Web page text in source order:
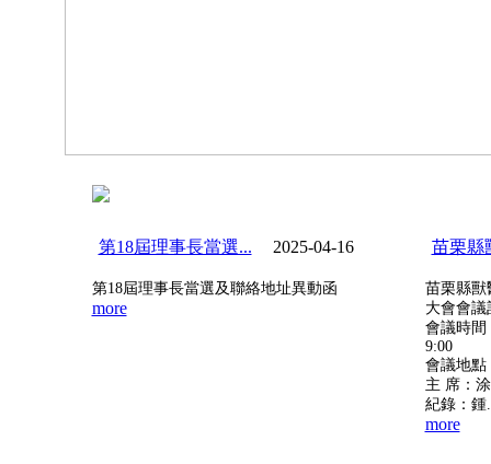
第18屆理事長當選... 2025-04-16
第18屆理事長當選及聯絡地址異動函
more
苗栗縣
苗栗縣獸
大會會議
會議時間
9:00
會議地點
主 席：
紀錄：鍾
more